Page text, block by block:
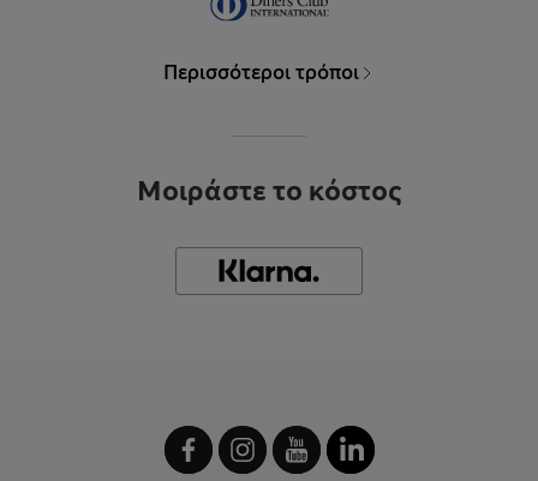
Περισσότεροι τρόποι
Μοιράστε το κόστος